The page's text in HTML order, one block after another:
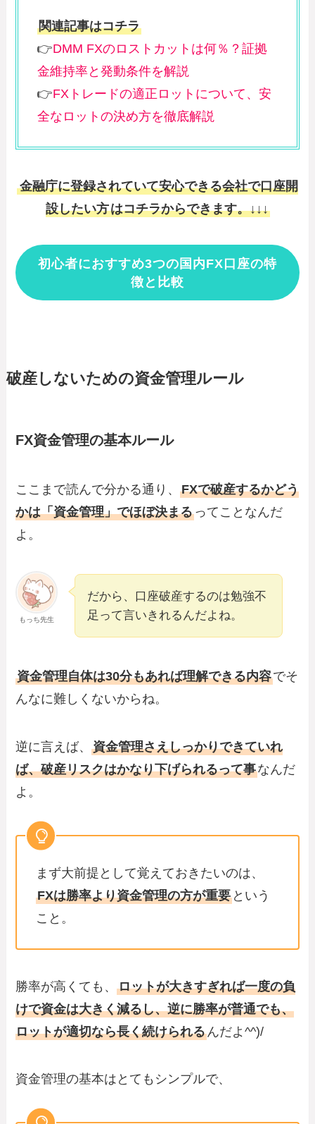
関連記事はコチラ
👉DMM FXのロストカットは何％？証拠
金維持率と発動条件を解説
👉FXトレードの適正ロットについて、安
全なロットの決め方を徹底解説
金融庁に登録されていて安心できる会社で口座開
設したい方はコチラからできます。↓↓↓
初心者におすすめ3つの国内FX口座の特
徴と比較
破産しないための資金管理ルール
FX資金管理の基本ルール
ここまで読んで分かる通り、FXで破産するかどう
かは「資金管理」でほぼ決まるってことなんだ
よ。
もっち先生
だから、口座破産するのは勉強不
足って言いきれるんだよね。
資金管理自体は30分もあれば理解できる内容でそ
んなに難しくないからね。
逆に言えば、資金管理さえしっかりできていれ
ば、破産リスクはかなり下げられるって事なんだ
よ。
まず大前提として覚えておきたいのは、
FXは勝率より資金管理の方が重要 という
こと。
勝率が高くても、ロットが大きすぎれば一度の負
けで資金は大きく減るし、逆に勝率が普通でも、
ロットが適切なら長く続けられるんだよ^^)/
資金管理の基本はとてもシンプルで、